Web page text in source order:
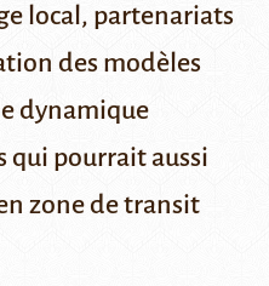
local, partenariats
des modèles
dynamique
qui pourrait aussi
zone de transit